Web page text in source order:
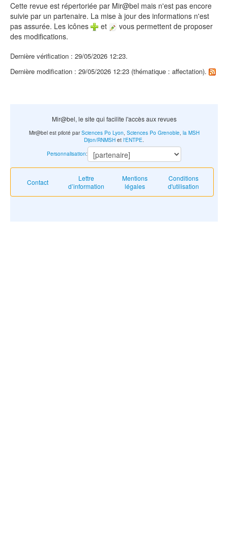
Cette revue est répertoriée par Mir@bel mais n'est pas encore
suivie par un partenaire. La mise à jour des informations n'est
pas assurée. Les icônes
et
vous permettent de proposer
des modifications.
Dernière vérification : 29/05/2026 12:23.
Dernière modification : 29/05/2026 12:23 (thématique : affectation).
Mir@bel, le site qui facilite l'accès aux revues
Contact
Lettre
d’information
Mentions
légales
Conditions
d'utilisation
Mir@bel est piloté parSciences Po Lyon, Sciences Po Grenoble, la MSH
Dijon/RNMSH et l'ENTPE.
Personnalisation: